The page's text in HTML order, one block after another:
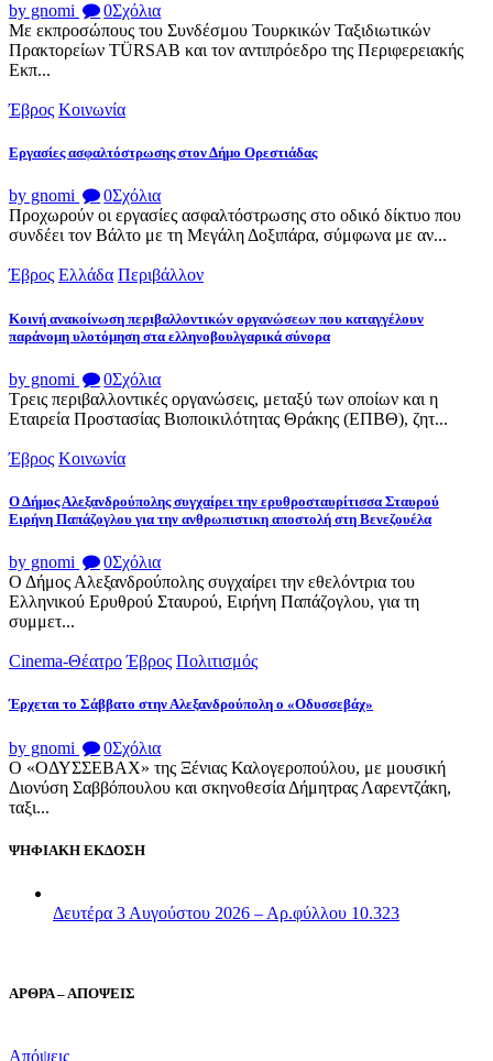
by gnomi 0Σχόλια
Με εκπροσώπους του Συνδέσμου Τουρκικών Ταξιδιωτικών
Πρακτορείων TÜRSAB και τον αντιπρόεδρο της Περιφερειακής
Εκπ...
Έβρος Κοινωνία
Εργασίες ασφαλτόστρωσης στον Δήμο Ορεστιάδας
by gnomi 0Σχόλια
Προχωρούν οι εργασίες ασφαλτόστρωσης στο οδικό δίκτυο που
συνδέει τον Βάλτο με τη Μεγάλη Δοξιπάρα, σύμφωνα με αν...
Έβρος Ελλάδα Περιβάλλον
Κοινή ανακοίνωση περιβαλλοντικών οργανώσεων που καταγγέλουν
παράνομη υλοτόμηση στα ελληνοβουλγαρικά σύνορα
by gnomi 0Σχόλια
Τρεις περιβαλλοντικές οργανώσεις, μεταξύ των οποίων και η
Εταιρεία Προστασίας Βιοποικιλότητας Θράκης (ΕΠΒΘ), ζητ...
Έβρος Κοινωνία
Ο Δήμος Αλεξανδρούπολης συγχαίρει την ερυθροσταυρίτισσα Σταυρού
Ειρήνη Παπάζογλου για την ανθρωπιστικη αποστολή στη Βενεζουέλα
by gnomi 0Σχόλια
Ο Δήμος Αλεξανδρούπολης συγχαίρει την εθελόντρια του
Ελληνικού Ερυθρού Σταυρού, Ειρήνη Παπάζογλου, για τη
συμμετ...
Cinema-Θέατρο Έβρος Πολιτισμός
Έρχεται το Σάββατο στην Αλεξανδρούπολη ο «Οδυσσεβάχ»
by gnomi 0Σχόλια
Ο «ΟΔΥΣΣΕΒΑΧ» της Ξένιας Καλογεροπούλου, με μουσική
Διονύση Σαββόπουλου και σκηνοθεσία Δήμητρας Λαρεντζάκη,
ταξι...
ΨΗΦΙΑΚΗ ΕΚΔΟΣΗ
Δευτέρα 3 Αυγούστου 2026 – Αρ.φύλλου 10.323
ΑΡΘΡΑ – ΑΠΟΨΕΙΣ
Απόψεις